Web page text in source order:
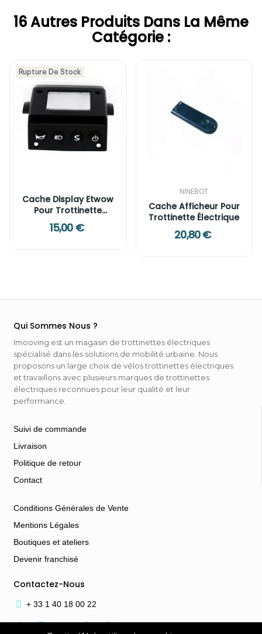
16 Autres Produits Dans La Même
Catégorie :
Rupture De Stock
Cache Display Etwow
Pour Trottinette
Électrique
15,00 €
NINEBOT
Cache Afficheur Pour
Trottinette Électrique
20,80 €
Qui Sommes Nous ?
Imooving est un magasin de trottinettes électriques
spécialisé dans les solutions de mobilité urbaine. Nous
proposons un large choix de vélos trottinettes électriques
et travaillons avec plusieurs marques de trottinettes
électriques reconnues pour leur qualité et leur
performance.
Suivi de commande
Livraison
Politique de retour
Contact
Conditions Générales de Vente
Mentions Légales
Boutiques et ateliers
Devenir franchisé
Contactez-Nous
+ 33 1 40 18 00 22